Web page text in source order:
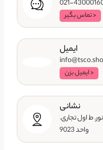
< تماس بگیر
ایمیل
< ایمیل بزن
نشانی
ط اول تجاری.
واحد 9023